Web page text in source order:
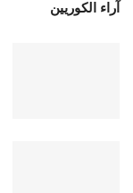
آراء الكوريين